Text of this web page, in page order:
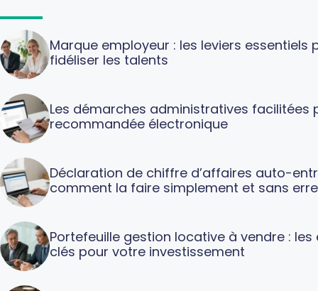
Marque employeur : les leviers essentiels
fidéliser les talents
Les démarches administratives facilitées
recommandée électronique
Déclaration de chiffre d’affaires auto-
comment la faire simplement et sans
Portefeuille gestion locative à vendre : les
clés pour votre investissement